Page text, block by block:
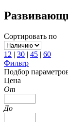
Сортировать по
12 | 30 | 45 | 60
Фильтр
Подбор
Цена
От
До